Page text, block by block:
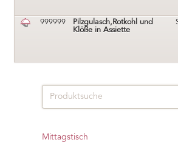
999999
Pilzgulasch,Rotkohl und
Klöße in Assiette
Mittagstisch